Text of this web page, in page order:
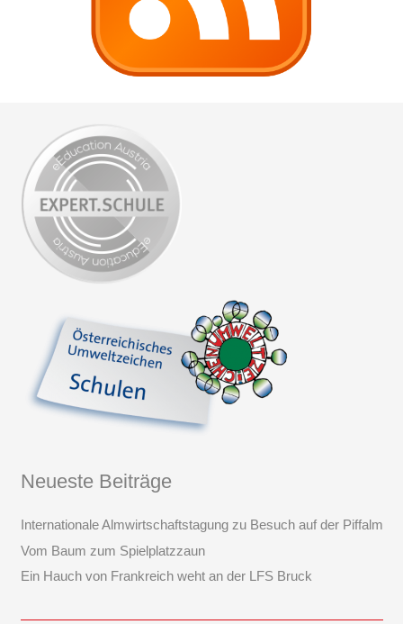
Neueste Beiträge
Internationale Almwirtschaftstagung zu Besuch auf der Piffalm
Vom Baum zum Spielplatzzaun
Ein Hauch von Frankreich weht an der LFS Bruck